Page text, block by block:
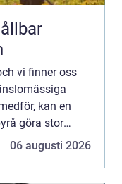
vi finner oss
kan en
göra stor
06 augusti 2026